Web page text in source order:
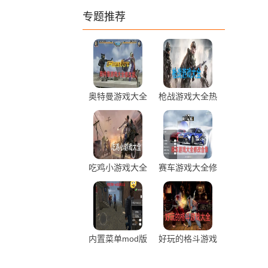
专题推荐
奥特曼游戏大全
修改破解版
枪战游戏大全热
度推荐
吃鸡小游戏大全
2023年最新推
荐
赛车游戏大全修
改版合集
内置菜单mod版
好玩的格斗游戏